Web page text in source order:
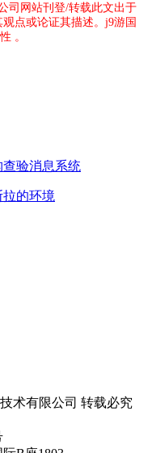
司网站刊登/转载此文出于
点或论证其描述。j9游国
。
验消息系统
的环境
术有限公司 转载必究